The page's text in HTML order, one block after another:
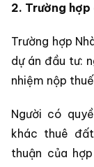
2. Trường hợp
Trường hợp
dự án đầu tư:
nhiệm nộp
Người có
khác thuê
thuận của